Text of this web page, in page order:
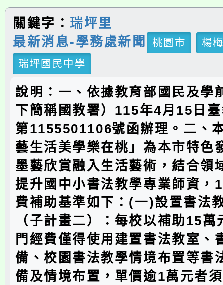
關鍵字： 瑞坪里
最新消息-學務處新聞
桃園市
楊
瑞坪國民中學
說明：一、依據教育部國民及學
下簡稱國教署）115年4月15日
第1155501106號函辦理。二、
藝生活美學樂在桃」為本市特色
墨藝欣賞融入生活藝術，結合領
提升國中小書法教學專業師資，
費補助基準如下：(一)設置書法
（子計畫二）：每校以補助15萬
門經費僅得使用建置書法教室、
備、校園書法教學情境布置等書
備及情境布置，單價逾1萬元者